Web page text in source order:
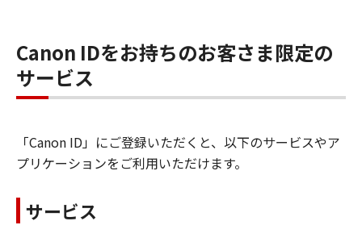
Canon IDをお持ちのお客さま限定の
サービス
「Canon ID」にご登録いただくと、以下のサービスやア
プリケーションをご利用いただけます。
サービス